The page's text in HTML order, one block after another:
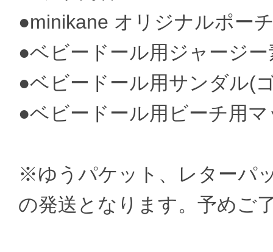
●minikane オリジナルポー
●ベビードール用ジャージ
●ベビードール用サンダル(
●ベビードール用ビーチ用
※ゆうパケット、レターパ
の発送となります。予めご